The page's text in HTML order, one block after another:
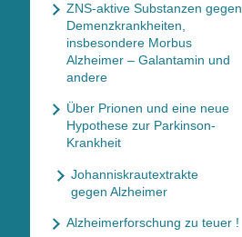
ZNS-aktive Substanzen gegen
Demenzkrankheiten,
insbesondere Morbus
Alzheimer – Galantamin und
andere
Über Prionen und eine neue
Hypothese zur Parkinson-
Krankheit
Johanniskrautextrakte
gegen Alzheimer
Alzheimerforschung zu teuer !